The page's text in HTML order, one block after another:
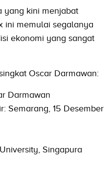
yang kini menjabat
ini memulai segalanya
ekonomi yang sangat
Oscar Darmawan:
Darmawan
Semarang, 15 Desember
Singapura